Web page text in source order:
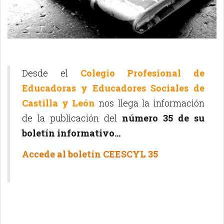
Desde el Colegio Profesional de
Educadoras y Educadores Sociales de
Castilla y León nos llega la información
de la publicación del número 35 de su
boletín informativo...
Accede al boletín CEESCYL 35